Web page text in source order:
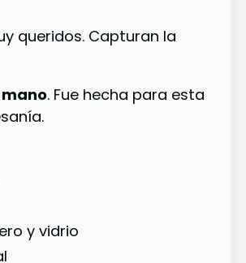
queridos. Capturan la
. Fue hecha para esta
y vidrio